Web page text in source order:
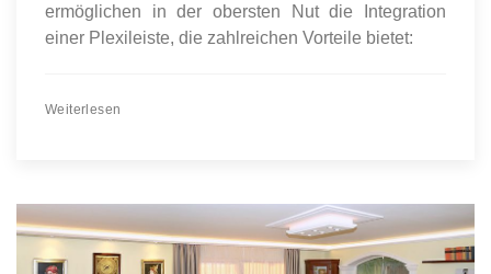
ermöglichen in der obersten Nut die Integration
einer Plexileiste, die zahlreichen Vorteile bietet:
Weiterlesen